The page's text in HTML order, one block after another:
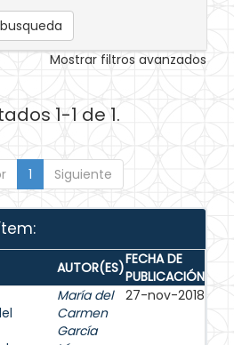
Mostrar filtros avanzados
1-1 de 1.
1 Siguiente
AUTOR(ES)FECHA DE
PUBLICACIÓN
María del
Carmen
García
27-nov-2018